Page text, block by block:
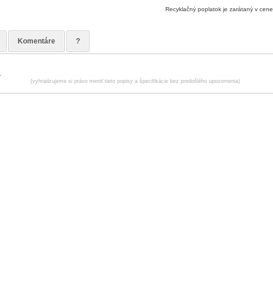
Recyklačný poplatok je zarátaný v cene
Komentáre ?
(vyhradzujeme si právo meniť tieto popisy a špecifikácie bez predošlého upozornenia)